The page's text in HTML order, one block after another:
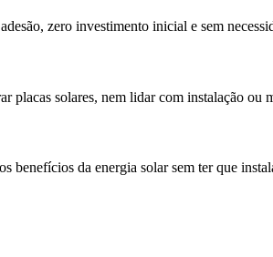
zero investimento inicial e sem
solares, nem lidar com instalação ou
benefícios da energia solar sem ter que